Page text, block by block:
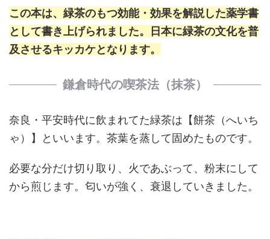
この本は、緑茶のもつ効能・効果を解説した薬学書
として書き上げられました。日本に緑茶の文化を普
及させるキッカケとなります。
鎌倉時代の喫茶法（抹茶）
奈良・平安時代に飲まれてた緑茶は【餅茶（へいち
ゃ）】といいます。茶葉を蒸して固めたものです。
必要な分だけ切り取り、火であぶって、粉末にして
から煎じます。匂いが強く、衰退していきました。